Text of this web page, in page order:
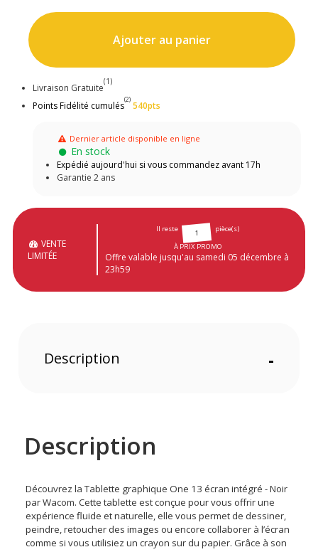
Ajouter au panier
Livraison Gratuite
(1)
Points Fidélité cumulés
(2)
540pts
Dernier article disponible en ligne
En stock
Expédié aujourd'hui si vous commandez avant 17h
Garantie 2 ans
VENTE
LIMITÉE
Il reste 1
pièce(s)
À PRIX PROMO
Offre valable jusqu'au samedi 05 décembre à
23h59
Description -
Description
Découvrez la Tablette graphique One 13 écran intégré - Noir
par Wacom. Cette tablette est conçue pour vous offrir une
expérience fluide et naturelle, elle vous permet de dessiner,
peindre, retoucher des images ou encore collaborer à l’écran
comme si vous utilisiez un crayon sur du papier. Grâce à son